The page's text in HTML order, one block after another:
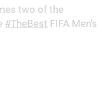
two of the
#TheBest FIFA Men's